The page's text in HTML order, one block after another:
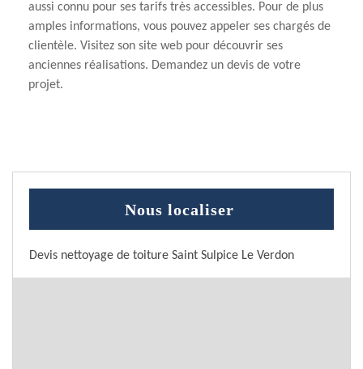
aussi connu pour ses tarifs très accessibles. Pour de plus
amples informations, vous pouvez appeler ses chargés de
clientèle. Visitez son site web pour découvrir ses
anciennes réalisations. Demandez un devis de votre
projet.
Nous localiser
Devis nettoyage de toiture Saint Sulpice Le Verdon